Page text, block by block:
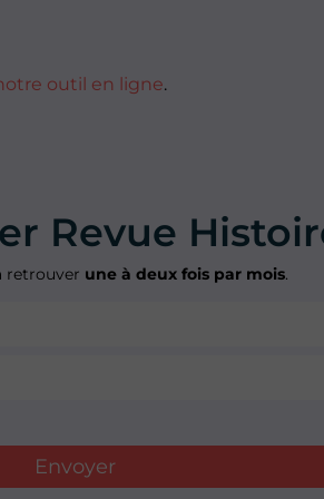
outil en ligne.
Revue
retrouver une à deux fois par mois.
Envoyer